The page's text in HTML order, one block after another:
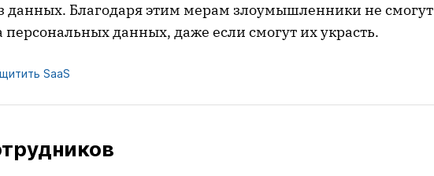
данных. Благодаря этим мерам злоумышленники не смогут
персональных данных, даже если смогут их украсть.
SaaS